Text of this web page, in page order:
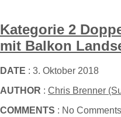
Kategorie 2
mit Balkon
DATE : 3. Oktober 2018
AUTHOR : Chris Brenner
COMMENTS : No Comments